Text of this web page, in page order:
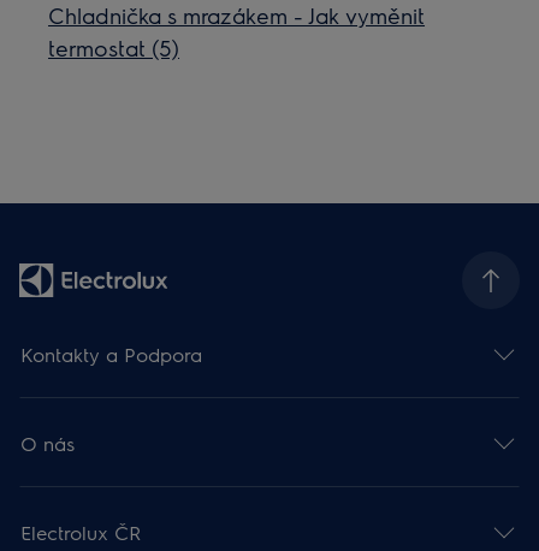
Chladnička s mrazákem - Jak vyměnit
termostat (5)
Kontakty a Podpora
O nás
Electrolux ČR